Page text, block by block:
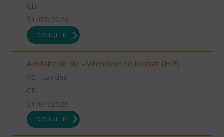
CDI
31/07/2026
POSTULER
Auxiliaire de vie - Villeneuve de Marsan (H/F)
40 - Landes
CDI
31/07/2026
POSTULER